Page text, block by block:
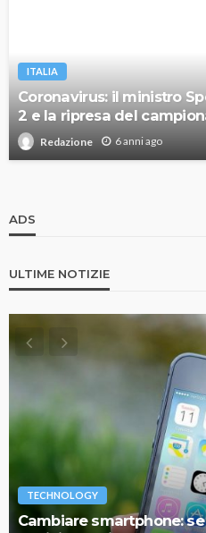
ITALIA
Coronavirus: il ministro
2 e la ripresa del
Redazione 6 anni ago
ADS
ULTIME NOTIZIE
TECHNOLOGY
Cambiare smartphone: